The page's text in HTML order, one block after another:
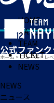
HOME
MATCH
TEAM
TICKET
NEWS
ホーム > ニュース> レ
NEWS
ニュース